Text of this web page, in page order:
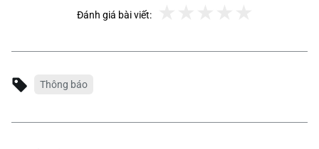
Đánh giá bài viết:
Thông báo